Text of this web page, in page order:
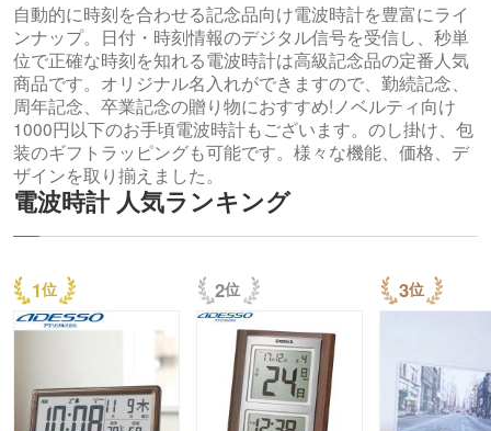
自動的に時刻を合わせる記念品向け電波時計を豊富にライ
ンナップ。日付・時刻情報のデジタル信号を受信し、秒単
位で正確な時刻を知れる電波時計は高級記念品の定番人気
商品です。オリジナル名入れができますので、勤続記念、
周年記念、卒業記念の贈り物におすすめ!ノベルティ向け
1000円以下のお手頃電波時計もございます。のし掛け、包
装のギフトラッピングも可能です。様々な機能、価格、デ
ザインを取り揃えました。
電波時計 人気ランキング
1 2 3